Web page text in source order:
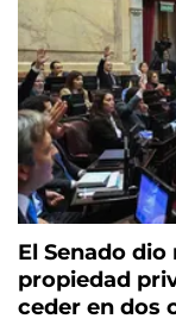
El Senado
propiedad
ceder en dos